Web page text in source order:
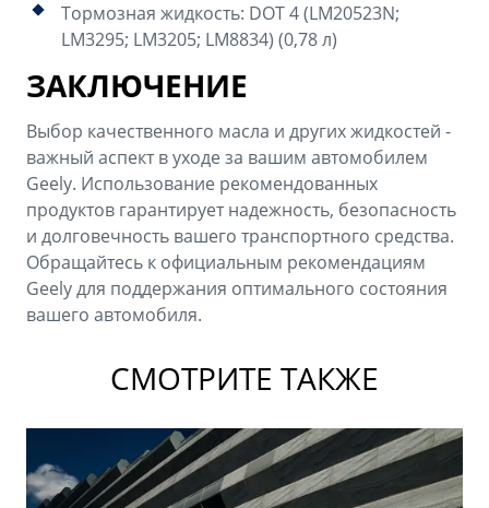
Тормозная жидкость: DOT 4 (LM20523N;
LM3295; LM3205; LM8834) (0,78 л)
ЗАКЛЮЧЕНИЕ
Выбор качественного масла и других жидкостей -
важный аспект в уходе за вашим автомобилем
Geely. Использование рекомендованных
продуктов гарантирует надежность, безопасность
и долговечность вашего транспортного средства.
Обращайтесь к официальным рекомендациям
Geely для поддержания оптимального состояния
вашего автомобиля.
СМОТРИТЕ ТАКЖЕ